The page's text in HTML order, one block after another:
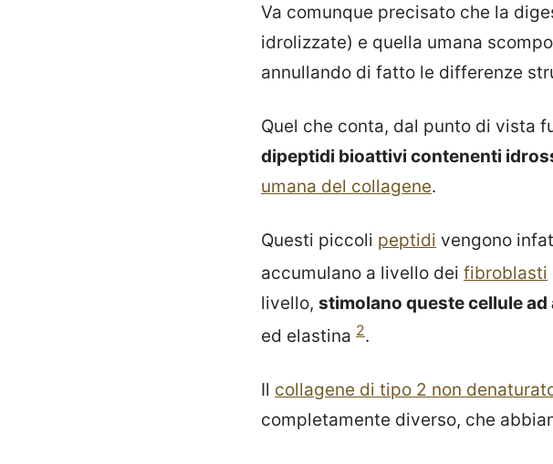
Va comunque precisato che la
idrolizzate) e quella umana
annullando di fatto le differenze
Quel che conta, dal punto di vista
dipeptidi bioattivi contenenti
umana del collagene.
Questi piccoli peptidi vengono
accumulano a livello dei fibroblasti
livello, stimolano queste cellule ad
ed elastina 2.
Il collagene di tipo 2 non
completamente diverso, che